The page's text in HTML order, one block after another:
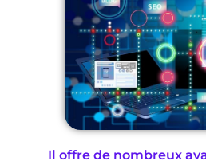
Il offre de nombreux